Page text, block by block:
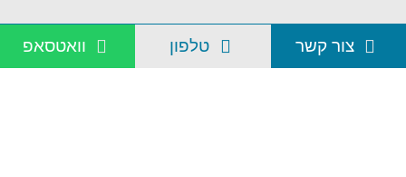
צור קשר טלפון וואטסאפ